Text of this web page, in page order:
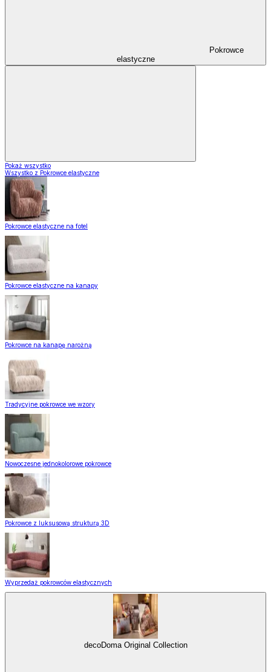
Pokrowce
elastyczne
Pokaż wszystko
Wszystko z Pokrowce elastyczne
Pokrowce elastyczne na fotel
Pokrowce elastyczne na kanapy
Pokrowce na kanapę narożną
Tradycyjne pokrowce we wzory
Nowoczesne jednokolorowe pokrowce
Pokrowce z luksusową strukturą 3D
Wyprzedaż pokrowców elastycznych
decoDoma Original Collection